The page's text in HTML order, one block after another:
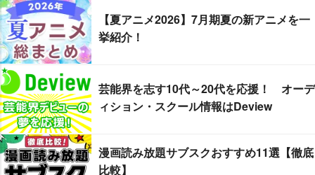
【夏アニメ2026】7月期夏の新アニメを一
挙紹介！
芸能界を志す10代～20代を応援！ オーデ
ィション・スクール情報はDeview
漫画読み放題サブスクおすすめ11選【徹底
比較】